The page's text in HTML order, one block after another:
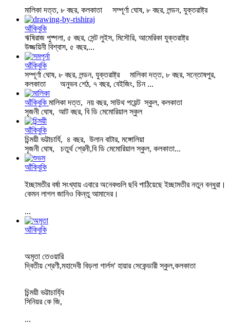
মালিকা দত্ত, ৮ বছর, কলকাতা সম্পূর্ণা ঘোষ, ৮ বছর, লন্ডন, যুক্তরাষ্ট্র
আঁকিবুকি
ঋষিরাজ পুষ্পলা, ৫ বছর, সেন্ট লুইস, মিসৌরি, আমেরিকা যুক্তরাষ্ট্র
উজ্জয়িনী বিশ্বাস, ৫ বছর,...
আঁকিবুকি
সম্পূর্ণা ঘোষ, ৮ বছর, লন্ডন, যুক্তরাষ্ট্র মালিকা দত্ত, ৮ বছর, সন্তোষপুর,
কলকাতা অনুভব শেঠ, ৭ বছর, বেইজিং, চিন ...
আঁকিবুকি মালিকা দত্ত, নয় বছর, সাউথ পয়েন্ট স্কুল, কলকাতা
সৃজনী ঘোষ, আট বছর, বি ডি মেমোরিয়াল স্কুল
আঁকিবুকি
চিন্ময়ী ভট্টাচার্যি, ৪ বছর, উলান বাটার, মঙ্গোলিয়া
সৃজনী ঘোষ, চতুর্থ শ্রেনী,বি ডি মেমোরিয়াল স্কুল, কলকাতা...
আঁকিবুকি
ইচ্ছামতীর বর্ষা সংখ্যায় এবারে অনেকগুলি ছবি পাঠিয়েছে ইচ্ছামতীর নতুন বন্ধুরা।
কেমন লাগল জানিও কিন্তু আমাদের।
...
আঁকিবুকি
অমৃতা তেওয়ারি
দ্বিতীয় শ্রেণী,মহাদেবী বিড়লা গার্লস' হায়ার সেকেন্ডারী স্কুল,কলকাতা
চিন্ময়ী ভট্টাচার্য্যি
সিনিয়র কে জি,
...